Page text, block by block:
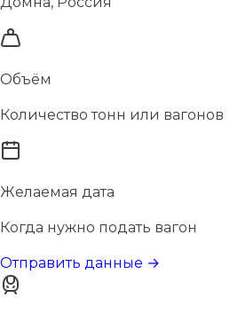
Объём
Количество тонн или вагонов
Желаемая дата
Когда нужно подать вагон
Отправить данные →